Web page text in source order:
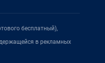
бесплатный),
в рекламных